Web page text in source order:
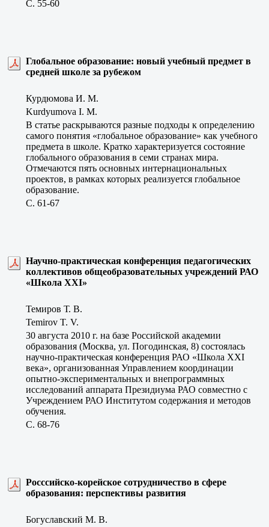
C. 55-60
Глобальное образование: новый учебный предмет в
средней школе за рубежом
Курдюмова И. М.
Kurdyumova I. M.
В статье раскрываются разные подходы к определению
самого понятия «глобальное образование» как учебного
предмета в школе. Кратко характеризуется состояние
глобального образования в семи странах мира.
Отмечаются пять основных интернациональных
проектов, в рамках которых реализуется глобальное
образование.
C. 61-67
Научно-практическая конференция педагогических
коллективов общеобразовательных учреждений РАО
«Школа ХХI»
Темиров Т. В.
Temirov T. V.
30 августа 2010 г. на базе Российской академии
образования (Москва, ул. Погодинская, 8) состоялась
научно-практическая конференция РАО «Школа XXI
века», организованная Управлением координации
опытно-экспериментальных и внепрограммных
исследований аппарата Президиума РАО совместно с
Учреждением РАО Институтом содержания и методов
обучения.
C. 68-76
Росссийско-корейское сотрудничество в сфере
образования: перспективы развития
Богуславский М. В.